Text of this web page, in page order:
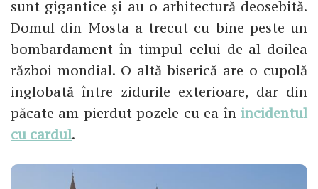
sunt gigantice și au o arhitectură deosebită.
Domul din Mosta a trecut cu bine peste un
bombardament în timpul celui de-al doilea
război mondial. O altă biserică are o cupolă
inglobată între zidurile exterioare, dar din
păcate am pierdut pozele cu ea în incidentul
cu cardul.